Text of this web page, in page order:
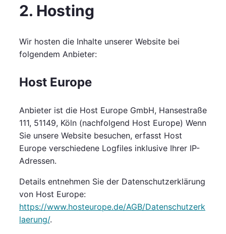
2. Hosting
Wir hosten die Inhalte unserer Website bei
folgendem Anbieter:
Host Europe
Anbieter ist die Host Europe GmbH, Hansestraße
111, 51149, Köln (nachfolgend Host Europe) Wenn
Sie unsere Website besuchen, erfasst Host
Europe verschiedene Logfiles inklusive Ihrer IP-
Adressen.
Details entnehmen Sie der Datenschutzerklärung
von Host Europe:
https://www.hosteurope.de/AGB/Datenschutzerk
laerung/.